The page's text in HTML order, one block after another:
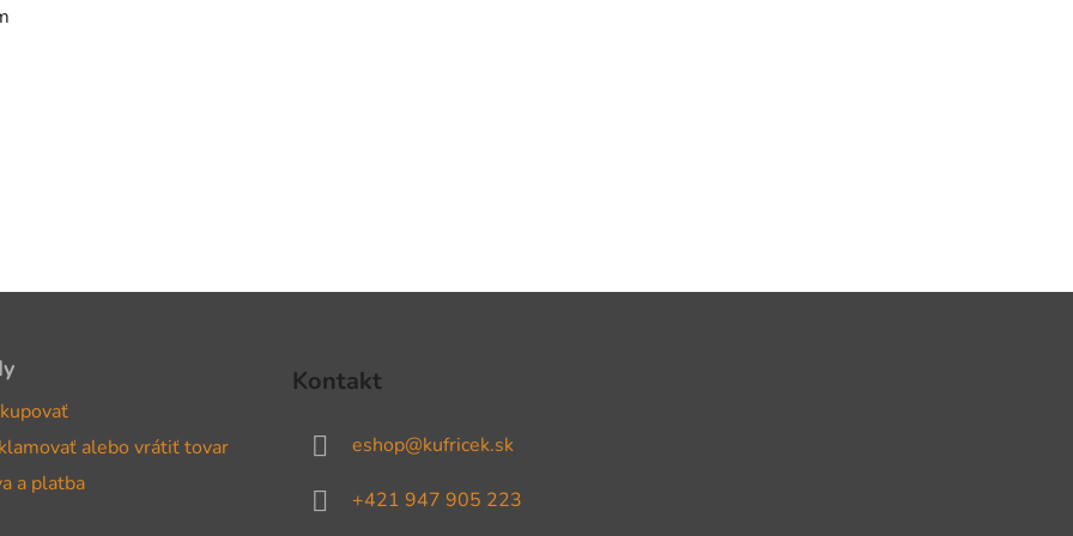
alebo vrátiť tovar
a platba
Kontakt
eshop@kufricek.sk
+421 947 905 223